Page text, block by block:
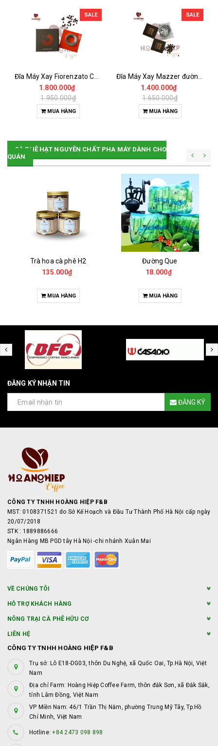
SALE
1.800.000₫
1.950.000₫
MUA HÀNG
SALE
1.400.000₫
1.650.000₫
MUA HÀNG
CÀ PHÊ HẠT NGUYÊN CHẤT PHA MÁY DÀNH CHO
QUÁN
Trà hoa cà phê H2
135.000₫
MUA HÀNG
Đường Que
18.000₫
MUA HÀNG
ĐĂNG KÝ NHẬN TIN
ĐĂNG KÝ
CÔNG TY TNHH HOÀNG HIỆP F&B
MST: 0108371521 do Sở Kế Hoạch và Đầu Tư Thành Phố Hà Nội cấp ngày
20/07/2018
STK : 1889886666
Ngân Hàng MB PGD tây Hà Nội -chi nhánh Xuân Mai
VỀ CHÚNG TÔI
HỖ TRỢ KHÁCH HÀNG
NÔNG TRẠI CÀ PHÊ HỮU CƠ
LIÊN HỆ
CÔNG TY TNHH HOÀNG HIỆP F&B
Trụ sở: Lô E18-DG03, thôn Du Nghệ, xã Quốc Oai, Tp.Hà Nội, Việt
Nam
Địa chỉ Farm: Hoàng Hiệp Coffee Farm, thôn đắk Sơn, xã Đắk Sắk,
tỉnh Lâm Đồng, Việt Nam
VP Miền Nam: 46/1 Trần Thị Năm, phường Trung Mỹ Tây, Tp.Hồ
Chí Minh, Việt Nam
Hotline:+84 2473 098 898